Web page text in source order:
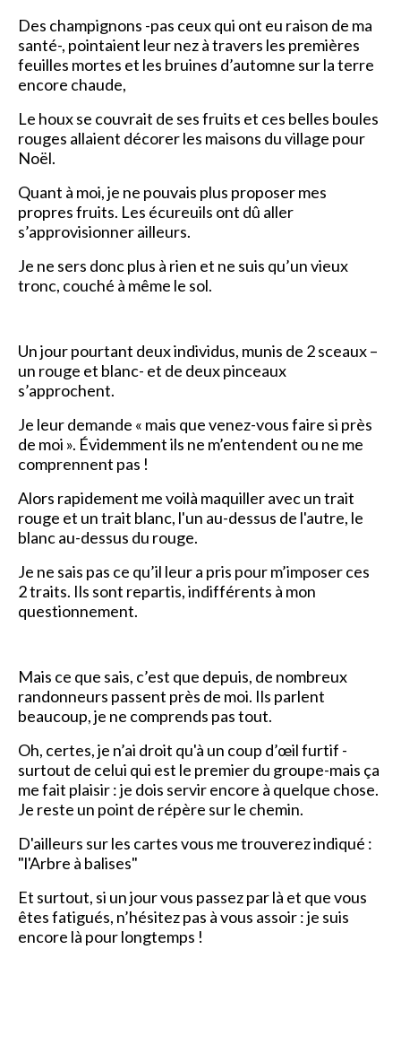
Des champignons -pas ceux qui ont eu raison de ma
santé-, pointaient leur nez à travers les premières
feuilles mortes et les bruines d’automne sur la terre
encore chaude,
Le houx se couvrait de ses fruits et ces belles boules
rouges allaient décorer les maisons du village pour
Noël.
Quant à moi, je ne pouvais plus proposer mes
propres fruits. Les écureuils ont dû aller
s’approvisionner ailleurs.
Je ne sers donc plus à rien et ne suis qu’un vieux
tronc, couché à même le sol.
Un jour pourtant deux individus, munis de 2 sceaux –
un rouge et blanc- et de deux pinceaux
s’approchent.
Je leur demande « mais que venez-vous faire si près
de moi ». Évidemment ils ne m’entendent ou ne me
comprennent pas !
Alors rapidement me voilà maquiller avec un trait
rouge et un trait blanc, l'un au-dessus de l'autre, le
blanc au-dessus du rouge.
Je ne sais pas ce qu’il leur a pris pour m’imposer ces
2 traits. Ils sont repartis, indifférents à mon
questionnement.
Mais ce que sais, c’est que depuis, de nombreux
randonneurs passent près de moi. Ils parlent
beaucoup, je ne comprends pas tout.
Oh, certes, je n’ai droit qu'à un coup d’œil furtif -
surtout de celui qui est le premier du groupe-mais ça
me fait plaisir : je dois servir encore à quelque chose.
Je reste un point de répère sur le chemin.
D'ailleurs sur les cartes vous me trouverez indiqué :
"l'Arbre à balises"
Et surtout, si un jour vous passez par là et que vous
êtes fatigués, n’hésitez pas à vous assoir : je suis
encore là pour longtemps !